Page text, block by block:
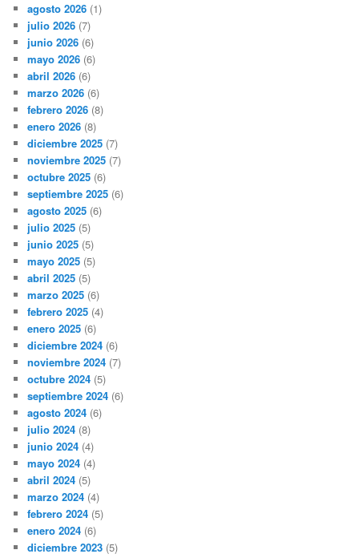
agosto 2026 (1)
julio 2026 (7)
junio 2026 (6)
mayo 2026 (6)
abril 2026 (6)
marzo 2026 (6)
febrero 2026 (8)
enero 2026 (8)
diciembre 2025 (7)
noviembre 2025 (7)
octubre 2025 (6)
septiembre 2025 (6)
agosto 2025 (6)
julio 2025 (5)
junio 2025 (5)
mayo 2025 (5)
abril 2025 (5)
marzo 2025 (6)
febrero 2025 (4)
enero 2025 (6)
diciembre 2024 (6)
noviembre 2024 (7)
octubre 2024 (5)
septiembre 2024 (6)
agosto 2024 (6)
julio 2024 (8)
junio 2024 (4)
mayo 2024 (4)
abril 2024 (5)
marzo 2024 (4)
febrero 2024 (5)
enero 2024 (6)
diciembre 2023 (5)